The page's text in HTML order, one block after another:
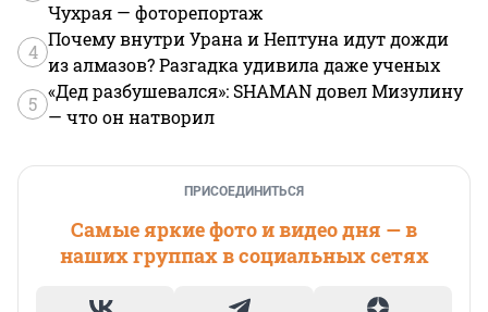
Чухрая — фоторепортаж
4
Почему внутри Урана и Нептуна идут дожди
из алмазов? Разгадка удивила даже ученых
5
«Дед разбушевался»: SHAMAN довел Мизулину
— что он натворил
ПРИСОЕДИНИТЬСЯ
Самые яркие фото и видео дня — в
наших группах в социальных сетях